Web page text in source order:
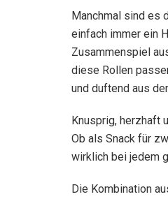
Manchmal sind es
einfach immer ein
Zusammenspiel
diese Rollen
und duftend aus
Knusprig, herzhaft
Ob als Snack für
wirklich bei jedem
Die Kombination